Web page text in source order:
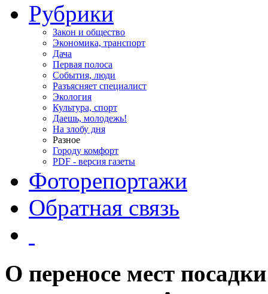
Рубрики
Закон и общество
Экономика, транспорт
Дача
Первая полоса
События, люди
Разъясняет специалист
Экология
Культура, спорт
Даешь, молодежь!
На злобу дня
Разное
Городу комфорт
PDF - версия газеты
Фоторепортажи
Обратная связь
О переносе мест